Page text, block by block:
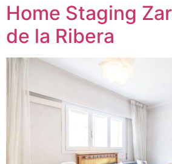
Home Staging
de la Ribera